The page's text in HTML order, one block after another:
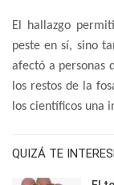
El hallazgo
peste en sí, sino
afectó a personas
los restos de la
los científicos una
QUIZÁ TE